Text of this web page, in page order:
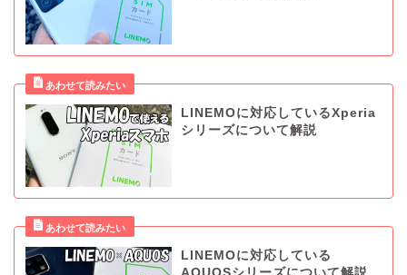
LINEMOに対応しているXperia
シリーズについて解説
LINEMOに対応している